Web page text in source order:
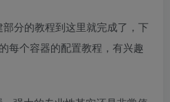
分的教程到这里就完成了，下
每个容器的配置教程，有兴趣